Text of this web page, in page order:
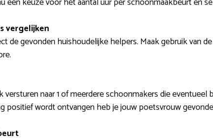
vergelijken
de gevonden huishoudelijke helpers. Maak gebruik van
versturen naar 1 of meerdere schoonmakers die
positief wordt ontvangen heb je jouw poetsvrouw